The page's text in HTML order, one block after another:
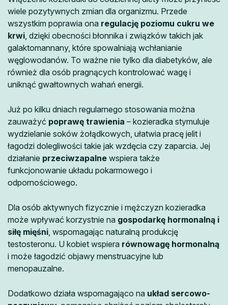
wiele pozytywnych zmian dla organizmu. Przede
wszystkim poprawia ona regulację poziomu cukru we
krwi , dzięki obecności błonnika i związków takich jak
galaktomannany, które spowalniają wchłanianie
węglowodanów. To ważne nie tylko dla diabetyków, ale
również dla osób pragnących kontrolować wagę i
uniknąć gwałtownych wahań energii.
Już po kilku dniach regularnego stosowania można
zauważyć poprawę trawienia – kozieradka stymuluje
wydzielanie soków żołądkowych, ułatwia pracę jelit i
łagodzi dolegliwości takie jak wzdęcia czy zaparcia. Jej
działanie przeciwzapalne wspiera także
funkcjonowanie układu pokarmowego i
odpornościowego.
Dla osób aktywnych fizycznie i mężczyzn kozieradka
może wpływać korzystnie na gospodarkę hormonalną i
siłę mięśni , wspomagając naturalną produkcję
testosteronu. U kobiet wspiera równowagę hormonalną
i może łagodzić objawy menstruacyjne lub
menopauzalne.
Dodatkowo działa wspomagająco na układ sercowo-